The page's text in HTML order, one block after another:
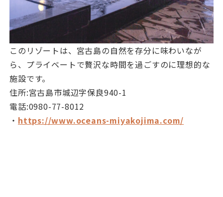
このリゾートは、宮古島の自然を存分に味わいなが
ら、プライベートで贅沢な時間を過ごすのに理想的な
施設です。
住所:宮古島市城辺字保良940-1
電話:0980-77-8012
・ https://www.oceans-miyakojima.com/